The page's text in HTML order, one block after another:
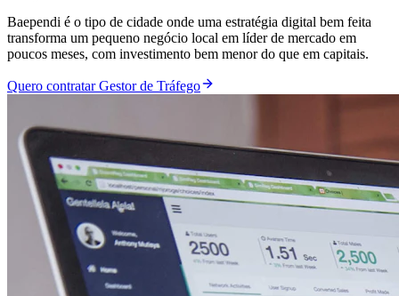
Baependi é o tipo de cidade onde uma estratégia digital bem feita
transforma um pequeno negócio local em líder de mercado em
poucos meses, com investimento bem menor do que em capitais.
Quero contratar Gestor de Tráfego